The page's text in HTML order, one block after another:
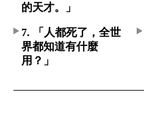
的天才。」
7. 「人都死了，全世
界都知道有什麼
用？」